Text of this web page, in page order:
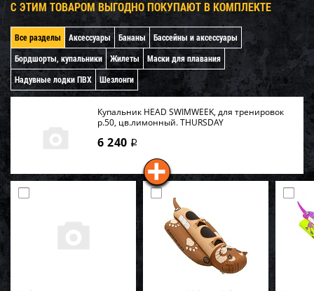
С ЭТИМ ТОВАРОМ ВЫГОДНО ПОКУПАЮТ В КОМПЛЕКТЕ
Все разделы Аксессуары Бананы
Бассейны и аксессуары
Бордшорты, купальники
Жилеты
Маски для плавания
Надувные лодки ПВХ
Шезлонги
Купальник HEAD SWIMWEEK, для тренировок
р.50, цв.лимонный. THURSDAY
6 240 i